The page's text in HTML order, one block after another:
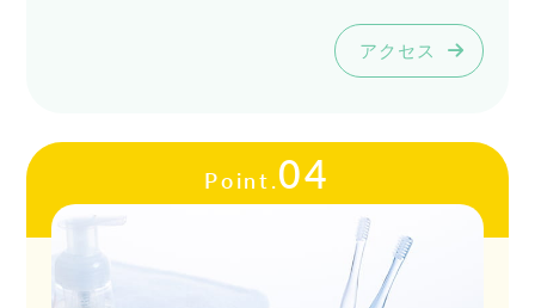
アクセス
Point.04